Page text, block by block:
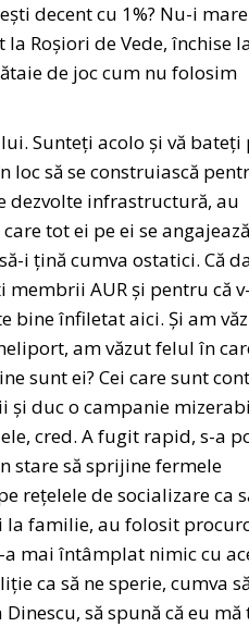
decent cu 1%? Nu-i mare
Roșiori de Vede, închise
de joc cum nu folosim
Sunteți acolo și vă bateți
loc să se construiască
dezvolte infrastructură, au
tot ei pe ei se
i țină cumva ostatici. Că
AUR și pentru că
bine înfiletat aici. Și am
am văzut felul în
sunt ei? Cei care sunt
și duc o campanie
cred. A fugit rapid, s-a
stare să sprijine fermele
rețelele de socializare ca
la familie, au folosit
mai întâmplat nimic cu
ca să ne sperie, cumva
să spună că eu mă